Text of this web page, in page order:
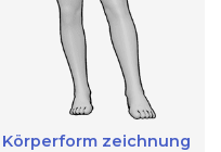
Körperform zeichnung